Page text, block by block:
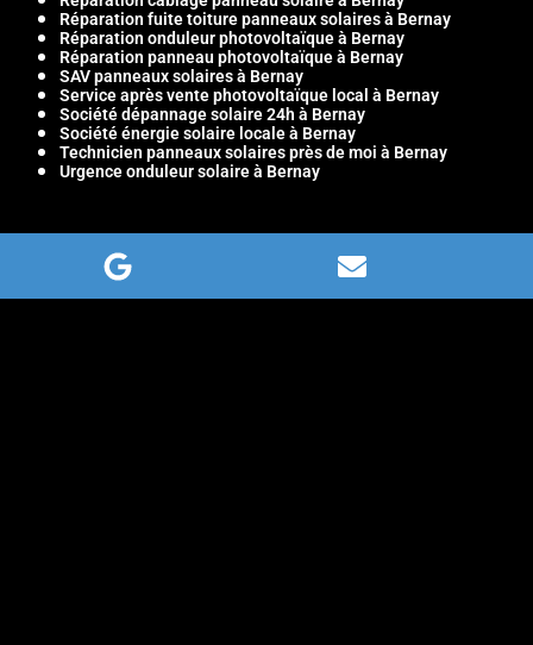
Réparation fuite toiture panneaux solaires à Bernay
Réparation onduleur photovoltaïque à Bernay
Réparation panneau photovoltaïque à Bernay
SAV panneaux solaires à Bernay
Service après vente photovoltaïque local à Bernay
Société dépannage solaire 24h à Bernay
Société énergie solaire locale à Bernay
Technicien panneaux solaires près de moi à Bernay
Urgence onduleur solaire à Bernay
Des Réalisations Innovantes et